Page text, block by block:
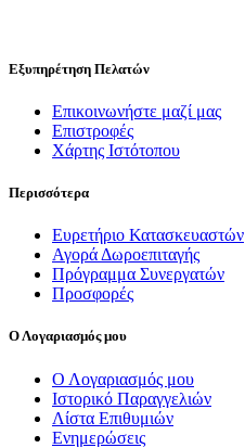
Εξυπηρέτηση Πελατών
Επικοινωνήστε μαζί μας
Επιστροφές
Χάρτης Ιστότοπου
Περισσότερα
Ευρετήριο Κατασκευαστών
Αγορά Δωροεπιταγής
Πρόγραμμα Συνεργατών
Προσφορές
Ο Λογαριασμός μου
Ο Λογαριασμός μου
Ιστορικό Παραγγελιών
Λίστα Επιθυμιών
Ενημερώσεις